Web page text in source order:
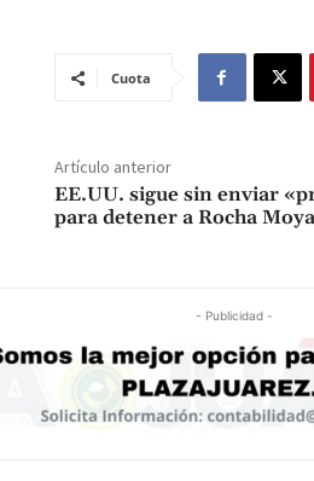
Cuota
Artículo anterior
EE.UU. sigue sin enviar
para detener a Rocha Moya
- Publicidad -